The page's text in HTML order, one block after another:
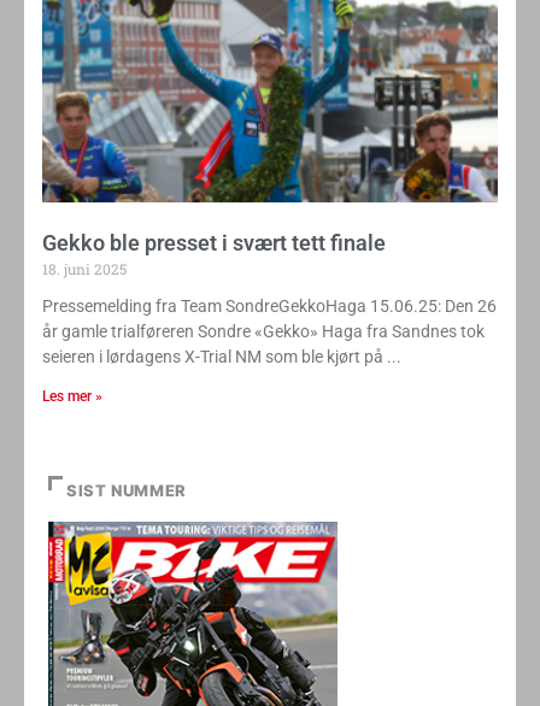
Gekko ble presset i svært tett finale
18. juni 2025
Pressemelding fra Team SondreGekkoHaga 15.06.25: Den 26
år gamle trialføreren Sondre «Gekko» Haga fra Sandnes tok
seieren i lørdagens X-Trial NM som ble kjørt på
Les mer »
SIST NUMMER